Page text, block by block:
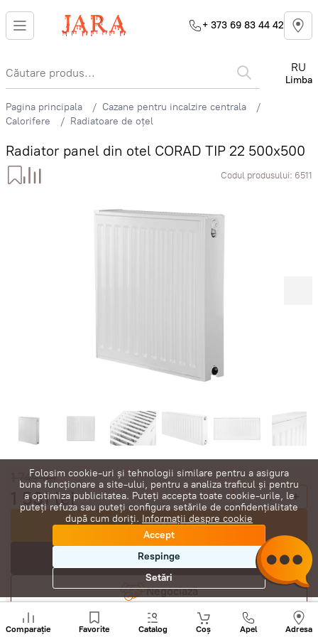
+ 373 69 83 44 42
RU
Limba
Pagina principala
Cazane pentru incalzire centrala
Calorifere
Radiatoare de oțel
Radiator panel din otel CORAD TIP 22 500x500
Codul produsului: 6511
1 749lei
1 531lei - +
Cumpără acum
În coș
Negociază
Comparație Favorite Catalog Coș Apel Adresa
Sunați
+
Folosim cookie-uri și tehnologii similare pentru a asigura
buna funcționare a site-ului, pentru a analiza traficul și pentru
a optimiza publicitatea. Puteți accepta toate cookie-urile, le
puteți refuza sau puteți configura setările de confidențialitate
după cum doriți. Informații despre cookie
Accept
Respinge
Setări